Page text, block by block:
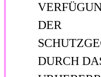
DER
DURCH